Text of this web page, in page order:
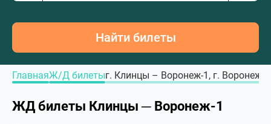
Найти билеты
ГлавнаяЖ/Д билетыг. Клинцы – Воронеж-1, г. Воронеж
ЖД билеты Клинцы ─ Воронеж-1